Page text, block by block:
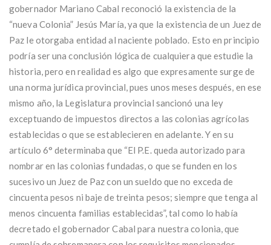
gobernador Mariano Cabal reconoció la existencia de la
“nueva Colonia” Jesús María, ya que la existencia de un Juez de
Paz le otorgaba entidad al naciente poblado. Esto en principio
podría ser una conclusión lógica de cualquiera que estudie la
historia, pero en realidad es algo que expresamente surge de
una norma jurídica provincial, pues unos meses después, en ese
mismo año, la Legislatura provincial sancionó una ley
exceptuando de impuestos directos a las colonias agrícolas
establecidas o que se establecieren en adelante. Y en su
artículo 6° determinaba que “El P.E. queda autorizado para
nombrar en las colonias fundadas, o que se funden en los
sucesivo un Juez de Paz con un sueldo que no exceda de
cincuenta pesos ni baje de treinta pesos; siempre que tenga al
menos cincuenta familias establecidas”, tal como lo había
decretado el gobernador Cabal para nuestra colonia, que